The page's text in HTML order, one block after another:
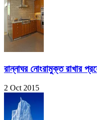
রান্নাঘর নোংরামুক্ত রাখার
2 Oct 2015